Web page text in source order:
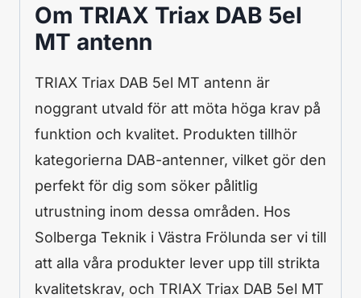
Om TRIAX Triax DAB 5el
MT antenn
TRIAX Triax DAB 5el MT antenn är
noggrant utvald för att möta höga krav på
funktion och kvalitet. Produkten tillhör
kategorierna DAB-antenner, vilket gör den
perfekt för dig som söker pålitlig
utrustning inom dessa områden. Hos
Solberga Teknik i Västra Frölunda ser vi till
att alla våra produkter lever upp till strikta
kvalitetskrav, och TRIAX Triax DAB 5el MT